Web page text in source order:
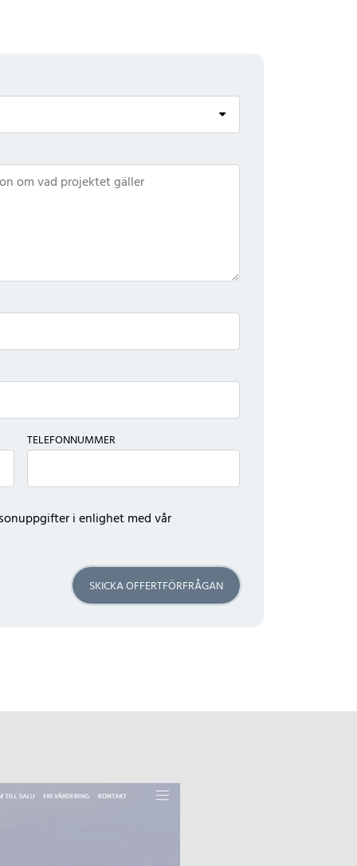
TELEFONNUMMER
i enlighet med vår
SKICKA OFFERTFÖRFRÅGAN